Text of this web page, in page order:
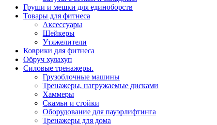
Груши и мешки для единоборств
Товары для фитнеса
Aксессуары
Шейкеры
Утяжелители
Коврики для фитнеса
Обруч хулахуп
Силовые тренажеры.
Грузоблочные машины
Тренажеры, нагружаемые дисками
Хаммеры
Скамьи и стойки
Оборудование для пауэрлифтинга
Тренажеры для дома